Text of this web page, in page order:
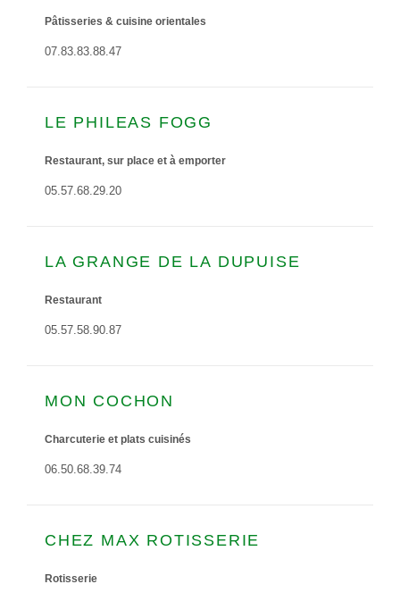
Pâtisseries & cuisine orientales
07.83.83.88.47
LE PHILEAS FOGG
Restaurant, sur place et à emporter
05.57.68.29.20
LA GRANGE DE LA DUPUISE
Restaurant
05.57.58.90.87
MON COCHON
Charcuterie et plats cuisinés
06.50.68.39.74
CHEZ MAX ROTISSERIE
Rotisserie